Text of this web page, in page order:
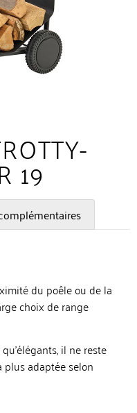
19
du poêle ou de la
choix de range
il ne reste
plus adaptée selon